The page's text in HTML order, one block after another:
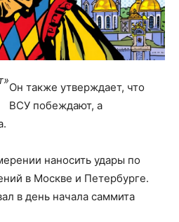
Он также утверждает, что
ВСУ побеждают, а
наносить удары по
в Москве и Петербурге.
в день начала саммита